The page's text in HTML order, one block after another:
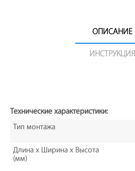
ОПИСАНИЕ
ИНСТРУКЦИЯ
Технические характеристики:
Тип монтажа
Длина x Ширина x Высота
(мм)